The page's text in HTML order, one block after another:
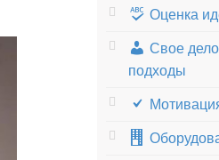
Оценка
Свое
подходы